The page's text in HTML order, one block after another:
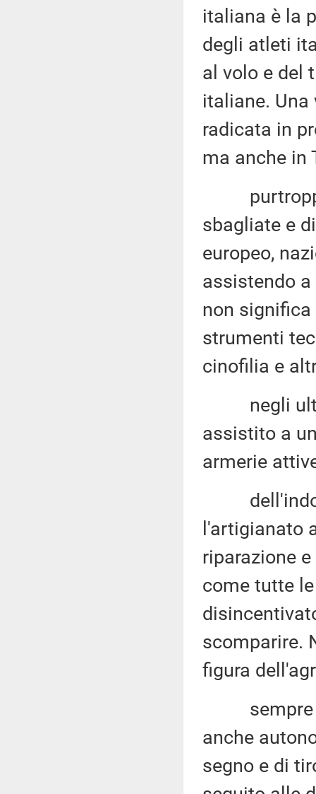
italiana è la
degli atleti
al volo e del
italiane. Una
radicata in
ma anche in
purtroppo,
sbagliate e
europeo,
assistendo
non
strumenti
cinofilia e
negli
assistito a
armerie
l'artigianato
riparazione
come tutte
scomparire.
figura
sempre
anche
segno e di